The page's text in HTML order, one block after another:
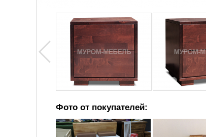
Фото от покупателей: